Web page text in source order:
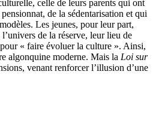
celle de leurs parents qui ont
de la sédentarisation et qui
Les jeunes, pour leur part,
de la réserve, leur lieu de
« faire évoluer la culture ». Ainsi,
algonquine moderne. Mais la Loi sur
venant renforcer l’illusion d’une